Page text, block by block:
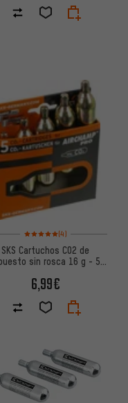
10 reseñas
Valoración media: 5 de 5
(4)
SKS Cartuchos CO2 de
sin rosca 16 g - 5
6,99€